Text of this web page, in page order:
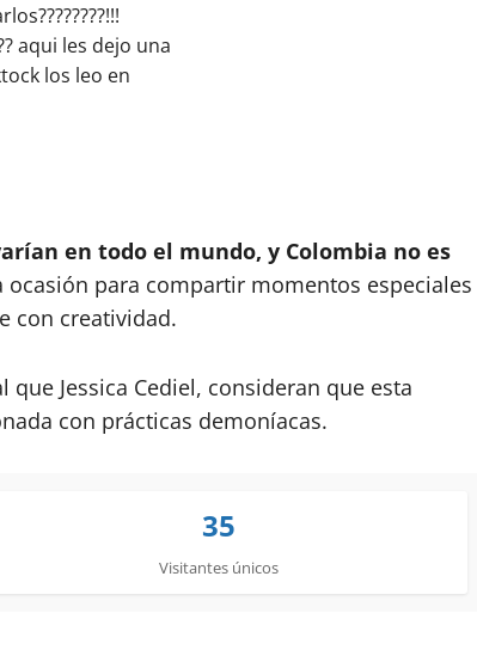
aqui les dejo una
los leo en
en todo el mundo, y Colombia no es
ocasión para compartir momentos especiales
con creatividad.
Jessica Cediel, consideran que esta
con prácticas demoníacas.
35
Visitantes únicos